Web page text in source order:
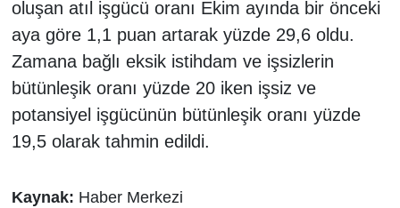
oluşan atıl işgücü oranı Ekim ayında bir önceki
aya göre 1,1 puan artarak yüzde 29,6 oldu.
Zamana bağlı eksik istihdam ve işsizlerin
bütünleşik oranı yüzde 20 iken işsiz ve
potansiyel işgücünün bütünleşik oranı yüzde
19,5 olarak tahmin edildi.
Kaynak: Haber Merkezi